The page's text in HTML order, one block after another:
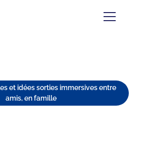
et idées sorties immersives entre
amis, en famille